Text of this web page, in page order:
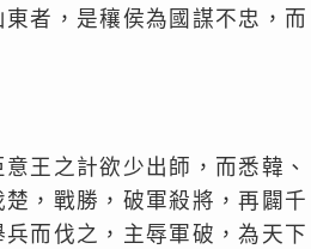
者，是穰侯為國謀不忠，而
王之計欲少出師，而悉韓、
，戰勝，破軍殺將，再闢千
而伐之，主辱軍破，為天下